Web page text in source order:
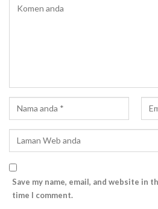
Save my name, email, and website in
time I comment.